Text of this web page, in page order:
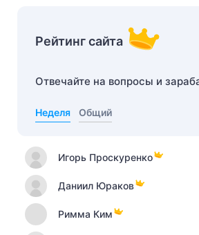
Рейтинг сайта
Отвечайте на вопросы и
Неделя Общий
Игорь Проскуренко
Даниил Юраков
Римма Ким